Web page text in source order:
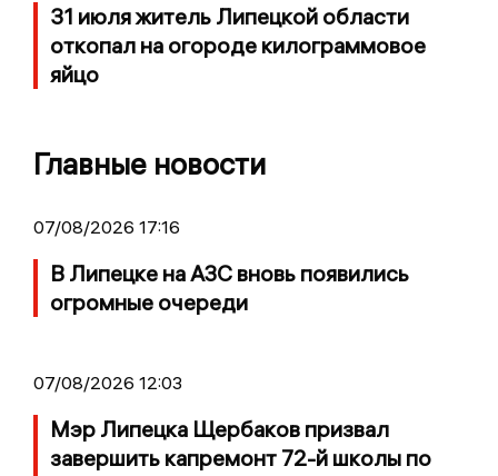
31 июля житель Липецкой области
откопал на огороде килограммовое
яйцо
Главные новости
07/08/2026 17:16
В Липецке на АЗС вновь появились
огромные очереди
07/08/2026 12:03
Мэр Липецка Щербаков призвал
завершить капремонт 72-й школы по